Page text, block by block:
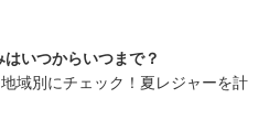
いつからいつまで？
域別にチェック！夏レジャーを計